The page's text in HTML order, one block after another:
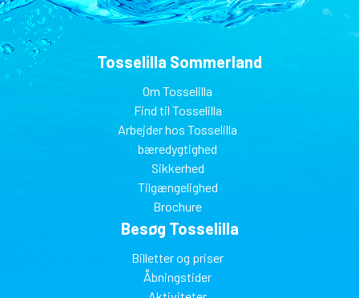
Tosselilla Sommerland
Om Tosselilla
Find til Tosselilla
Arbejder hos Tosselilla
bæredygtighed
Sikkerhed
Tilgængelighed
Brochure
Besøg Tosselilla
Billetter og priser
Åbningstider